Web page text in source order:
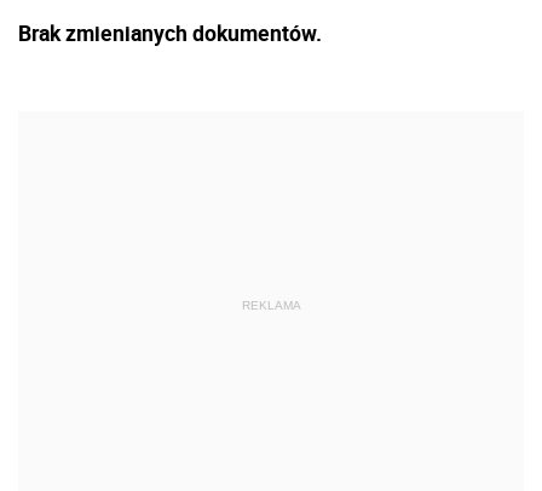
Brak zmienianych dokumentów.